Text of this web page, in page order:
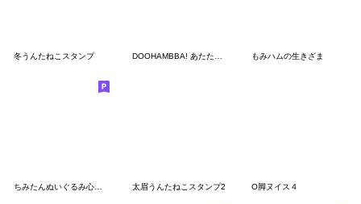
冬うんたねこスタンプ DOOHAMBBA! あたたかい日常 もみハムの生きざま
太眉うんたねこスタンプ2 O脚ヌイス４